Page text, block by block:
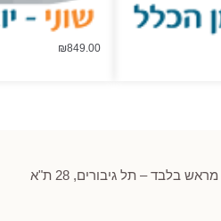
₪849.00
בלבד – תל גיבורים, 28 ת"א